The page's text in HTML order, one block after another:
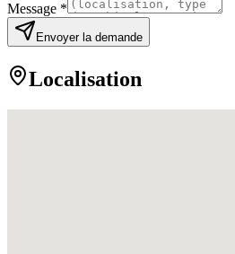
Message *
Envoyer la demande
Localisation